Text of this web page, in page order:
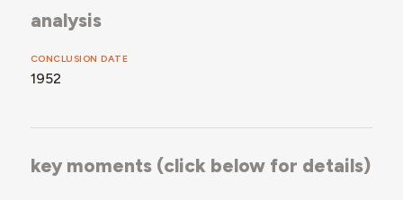
Municipal de Viana do Castelo submeteu à aprovação
projeto para um bloco de habitação coletiva,
localizado no extremo nascente da zona central do
Maria Gonçalves, moradora do bairro, lembra-se que a
sua mãe chegou a este bairro quando já estavam
analysis
CONCLUSION DATE
1952
key moments (click below for details)